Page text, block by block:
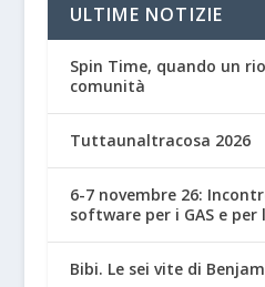
ULTIME NOTIZIE
Spin Time, quando un
comunità
Tuttaunaltracosa 2026
6-7 novembre 26:
software per i GAS e per
Bibi. Le sei vite di